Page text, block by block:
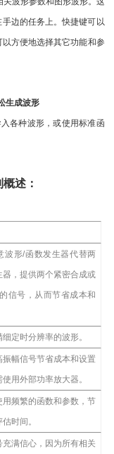
边的任务上。快捷键可以
方便地选择其它功能和参
生成波形
各种波形，或使用标准函
概述：
波形/函数发生器代替两
器，提供两个紧密合成或
信号，从而节省成本和
定时分辨率的波形。
振幅信号节省成本和设置
用外部功率放大器。
用频繁的函数和参数，节
时间。
充满信心，因为所有相关